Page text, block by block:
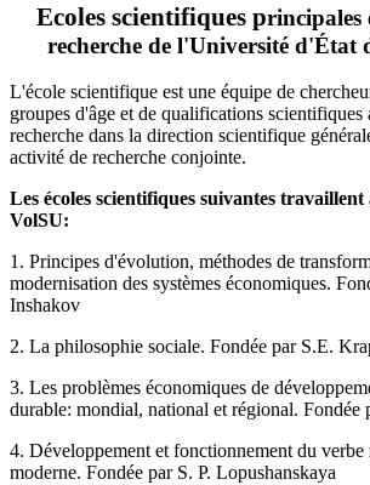
Ecoles scientifiques principales
recherche de l'Université d'État
L'école scientifique est une équipe de
groupes d'âge et de qualifications scientifiques
recherche dans la direction scientifique
activité de recherche conjointe.
Les écoles scientifiques suivantes travaillent
VolSU:
1. Principes d'évolution, méthodes de
modernisation des systèmes économiques.
Inshakov
2. La philosophie sociale. Fondée par S.E.
3. Les problèmes économiques de
durable: mondial, national et régional.
4. Développement et fonctionnement du verbe
moderne. Fondée par S. P. Lopushanskaya